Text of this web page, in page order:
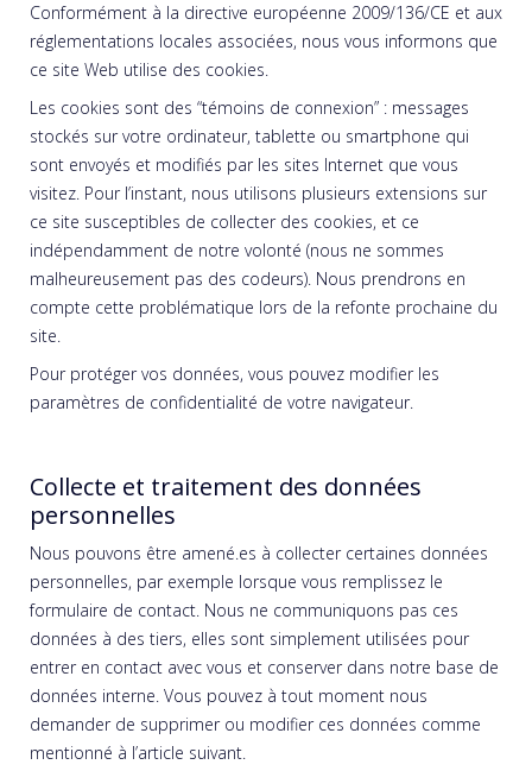
Conformément à la directive européenne 2009/136/CE et aux
réglementations locales associées, nous vous informons que
ce site Web utilise des cookies.
Les cookies sont des “témoins de connexion” : messages
stockés sur votre ordinateur, tablette ou smartphone qui
sont envoyés et modifiés par les sites Internet que vous
visitez. Pour l’instant, nous utilisons plusieurs extensions sur
ce site susceptibles de collecter des cookies, et ce
indépendamment de notre volonté (nous ne sommes
malheureusement pas des codeurs). Nous prendrons en
compte cette problématique lors de la refonte prochaine du
site.
Pour protéger vos données, vous pouvez modifier les
paramètres de confidentialité de votre navigateur.
Collecte et traitement des données
personnelles
Nous pouvons être amené.es à collecter certaines données
personnelles, par exemple lorsque vous remplissez le
formulaire de contact. Nous ne communiquons pas ces
données à des tiers, elles sont simplement utilisées pour
entrer en contact avec vous et conserver dans notre base de
données interne. Vous pouvez à tout moment nous
demander de supprimer ou modifier ces données comme
mentionné à l’article suivant.